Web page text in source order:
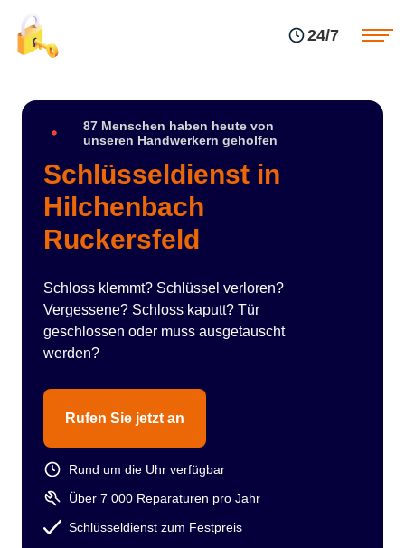
24/7
87 Menschen haben heute von
unseren Handwerkern geholfen
Schlüsseldienst in
Hilchenbach
Ruckersfeld
Schloss klemmt? Schlüssel verloren?
Vergessene? Schloss kaputt? Tür
geschlossen oder muss ausgetauscht
werden?
Rufen Sie jetzt an
Rund um die Uhr verfügbar
Über 7 000 Reparaturen pro Jahr
Schlüsseldienst zum Festpreis